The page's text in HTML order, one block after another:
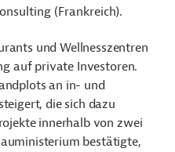
(Frankreich).
und Wellnesszentren
auf private Investoren.
an in- und
die sich dazu
innerhalb von zwei
bestätigte,